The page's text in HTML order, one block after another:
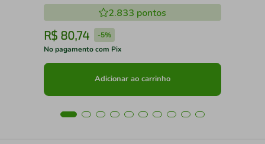
2.833 pontos
R$ 80,74 -5%
No pagamento com Pix
Adicionar ao carrinho